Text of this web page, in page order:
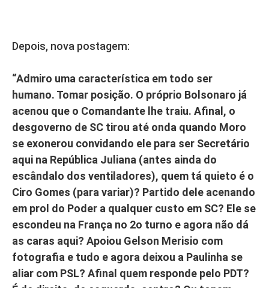
Depois, nova postagem:
“Admiro uma característica em todo ser
humano. Tomar posição. O próprio Bolsonaro já
acenou que o Comandante lhe traiu. Afinal, o
desgoverno de SC tirou até onda quando Moro
se exonerou convidando ele para ser Secretário
aqui na República Juliana (antes ainda do
escândalo dos ventiladores), quem tá quieto é o
Ciro Gomes (para variar)? Partido dele acenando
em prol do Poder a qualquer custo em SC? Ele se
escondeu na França no 2o turno e agora não dá
as caras aqui? Apoiou Gelson Merisio com
fotografia e tudo e agora deixou a Paulinha se
aliar com PSL? Afinal quem responde pelo PDT?